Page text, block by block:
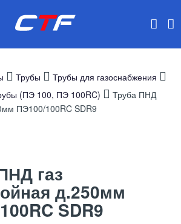
Трубы
Трубы для газоснабжения
(ПЭ 100, ПЭ 100RC)
Труба ПНД
ПЭ100/100RC SDR9
газ
д.250мм
SDR9